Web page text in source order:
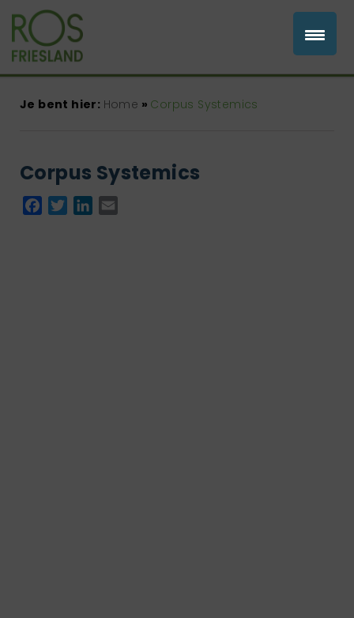
Je bent hier: Home » Corpus Systemics
Corpus Systemics
Facebook
TwitterLinkedIn